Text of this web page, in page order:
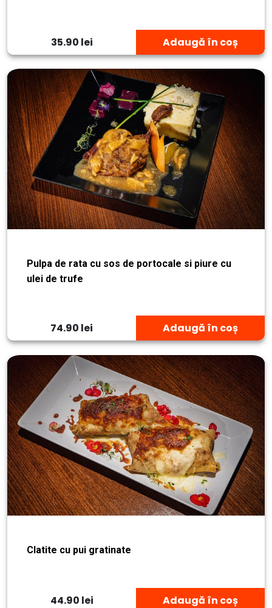
35.90 lei Adaugă în coș
Pulpa de rata cu sos de portocale si piure cu
ulei de trufe
74.90 lei Adaugă în coș
Clatite cu pui gratinate
44.90 lei Adaugă în coș